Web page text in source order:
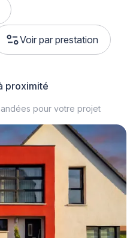
Voir par prestation
proximité
pour votre projet